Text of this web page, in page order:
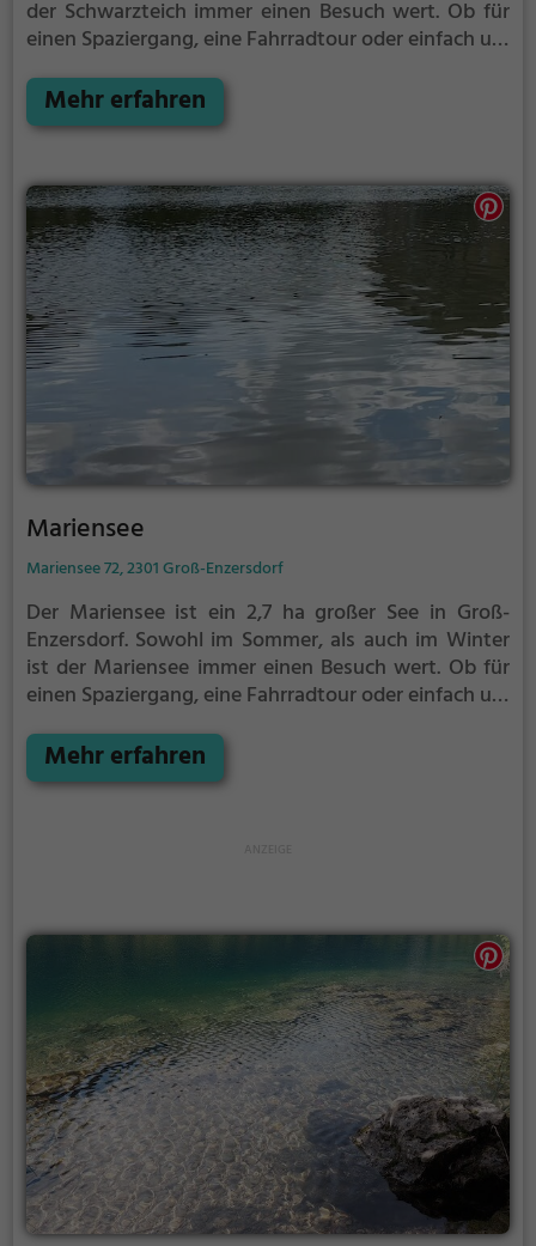
der Schwarzteich immer einen Besuch wert. Ob für
einen Spaziergang, eine Fahrradtour oder einfach um
zahlreiche Möglichkeiten für Freizeitaktivitäten.
Mehr erfahren
Mariensee
Mariensee 72, 2301 Groß-Enzersdorf
Der Mariensee ist ein 2,7 ha großer See in Groß-
Enzersdorf. Sowohl im Sommer, als auch im Winter
ist der Mariensee immer einen Besuch wert. Ob für
einen Spaziergang, eine Fahrradtour oder einfach um
zahlreiche Möglichkeiten für Freizeitaktivitäten.
Mehr erfahren